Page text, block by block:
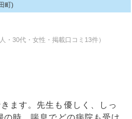
町)
・30代・女性・掲載口コミ13件）
ます。先生も優しく、しっ